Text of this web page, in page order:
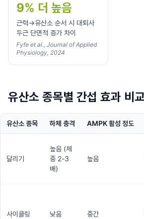
9% 더 높음
근력→유산소 순서 시 대퇴사
두근 단면적 증가 차이
Fyfe et al., Journal of Applied
Physiology, 2024
유산소 종목별 간섭 효과 비교
유산소 종목 하체 충격 AMPK 활성 정도
달리기
높음 (체
중 2-3
배)
높음
사이클링 낮음 중간